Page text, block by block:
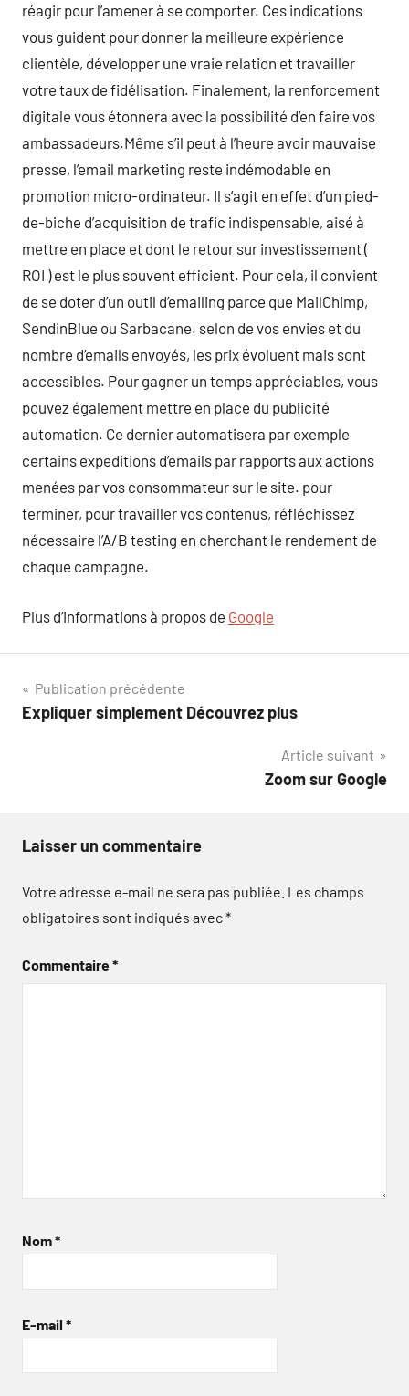
réagir pour l’amener à se comporter. Ces indications
vous guident pour donner la meilleure expérience
clientèle, développer une vraie relation et travailler
votre taux de fidélisation. Finalement, la renforcement
digitale vous étonnera avec la possibilité d’en faire vos
ambassadeurs.Même s’il peut à l’heure avoir mauvaise
presse, l’email marketing reste indémodable en
promotion micro-ordinateur. Il s’agit en effet d’un pied-
de-biche d’acquisition de trafic indispensable, aisé à
mettre en place et dont le retour sur investissement (
ROI ) est le plus souvent efficient. Pour cela, il convient
de se doter d’un outil d’emailing parce que MailChimp,
SendinBlue ou Sarbacane. selon de vos envies et du
nombre d’emails envoyés, les prix évoluent mais sont
accessibles. Pour gagner un temps appréciables, vous
pouvez également mettre en place du publicité
automation. Ce dernier automatisera par exemple
certains expeditions d’emails par rapports aux actions
menées par vos consommateur sur le site. pour
terminer, pour travailler vos contenus, réfléchissez
nécessaire l’A/B testing en cherchant le rendement de
chaque campagne.
Plus d’informations à propos de Google
Navigation
de
Publication précédente
Expliquer simplement Découvrez plus
Article suivant
Zoom sur Google
Laisser un commentaire
Votre adresse e-mail ne sera pas publiée. Les champs
obligatoires sont indiqués avec*
Commentaire*
Nom*
E-mail *